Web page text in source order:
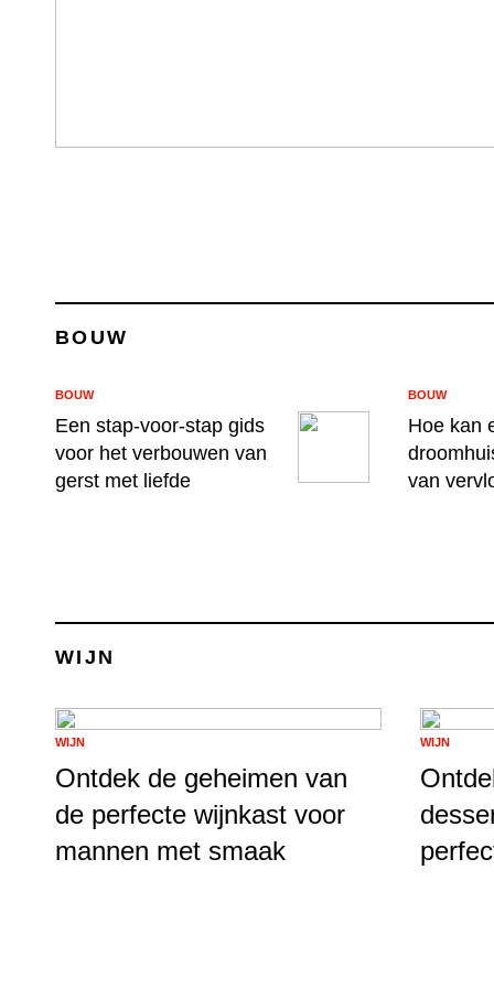
BOUW
Een stap-voor-stap gids
voor het verbouwen van
gerst met liefde
BOUW
Hoe kan
van
BOUW
WIJN
Ontdek de geheimen van
de perfecte wijnkast voor
mannen met smaak
WIJN WIJN